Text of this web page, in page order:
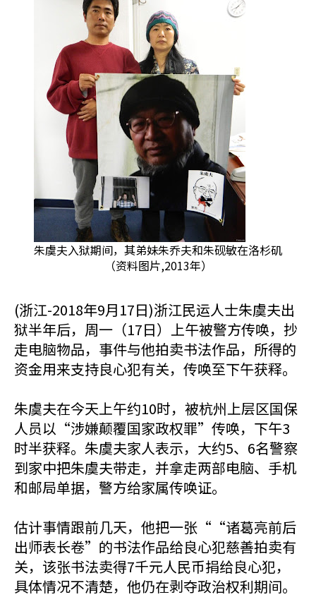
朱虞夫入狱期间，其弟妹朱乔夫和朱砚敏在洛杉矶
（资料图片,2013年）
(浙江-2018年9月17日)浙江民运人士朱虞夫出
狱半年后，周一（17日）上午被警方传唤，抄
走电脑物品，事件与他拍卖书法作品，所得的
资金用来支持良心犯有关，传唤至下午获释。
朱虞夫在今天上午约10时，被杭州上层区国保
人员以“涉嫌颠覆国家政权罪”传唤，下午3
时半获释。朱虞夫家人表示，大约5、6名警察
到家中把朱虞夫带走，并拿走两部电脑、手机
和邮局单据，警方给家属传唤证。
估计事情跟前几天，他把一张““诸葛亮前后
出师表长卷”的书法作品给良心犯慈善拍卖有
关，该张书法卖得7千元人民币捐给良心犯，
具体情况不清楚，他仍在剥夺政治权利期间。